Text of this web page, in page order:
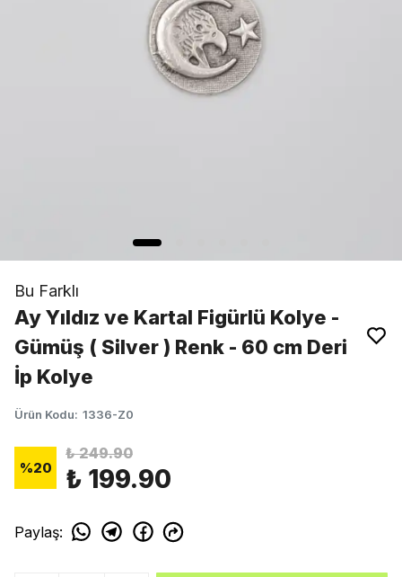
Bu Farklı
Ay Yıldız ve Kartal Figürlü Kolye -
Gümüş ( Silver ) Renk - 60 cm Deri
İp Kolye
Ürün Kodu: 1336-Z0
%20
₺ 249.90
₺ 199.90
Paylaş: